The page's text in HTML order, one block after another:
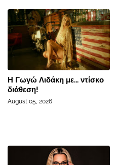
Η Γωγώ Λιδάκη με... ντίσκο
διάθεση!
August 05, 2026